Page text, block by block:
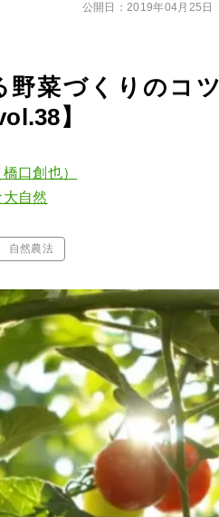
野菜づくりのコ
】
口創也）
自然
自然農法
公開日：2019年04月25日